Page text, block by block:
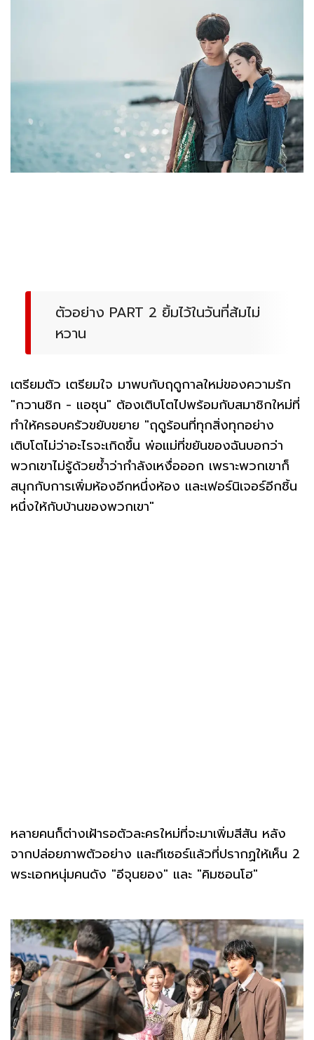
ตัวอย่าง PART 2 ยิ้มไว้ในวันที่ส้มไม่
หวาน
เตรียมตัว เตรียมใจ มาพบกับฤดูกาลใหม่ของความรัก
"กวานชิก - แอซุน" ต้องเติบโตไปพร้อมกับสมาชิกใหม่ที่
ทำให้ครอบครัวขยับขยาย "ฤดูร้อนที่ทุกสิ่งทุกอย่าง
เติบโตไม่ว่าอะไรจะเกิดขึ้น พ่อแม่ที่ขยันของฉันบอกว่า
พวกเขาไม่รู้ด้วยซ้ำว่ากำลังเหงื่อออก เพราะพวกเขาก็
สนุกกับการเพิ่มห้องอีกหนึ่งห้อง และเฟอร์นิเจอร์อีกชิ้น
หนึ่งให้กับบ้านของพวกเขา"
หลายคนก็ต่างเฝ้ารอตัวละครใหม่ที่จะมาเพิ่มสีสัน หลัง
จากปล่อยภาพตัวอย่าง และทีเซอร์แล้วที่ปรากฏให้เห็น 2
พระเอกหนุ่มคนดัง "อีจุนยอง" และ "คิมซอนโฮ"